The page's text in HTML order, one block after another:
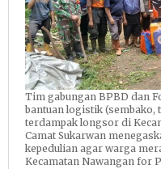
Tim gabungan BPBD dan
bantuan logistik (sembako,
terdampak longsor di
Camat Sukarwan
kepedulian agar warga
Kecamatan Nawangan for